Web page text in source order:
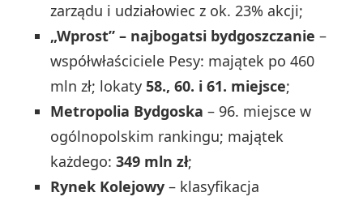
zarządu i udziałowiec z ok. 23% akcji;
„Wprost” – najbogatsi bydgoszczanie –
współwłaściciele Pesy: majątek po 460
mln zł; lokaty58., 60. i 61. miejsce;
Metropolia Bydgoska – 96. miejsce w
ogólnopolskim rankingu; majątek
każdego:349 mln zł;
Rynek Kolejowy – klasyfikacja